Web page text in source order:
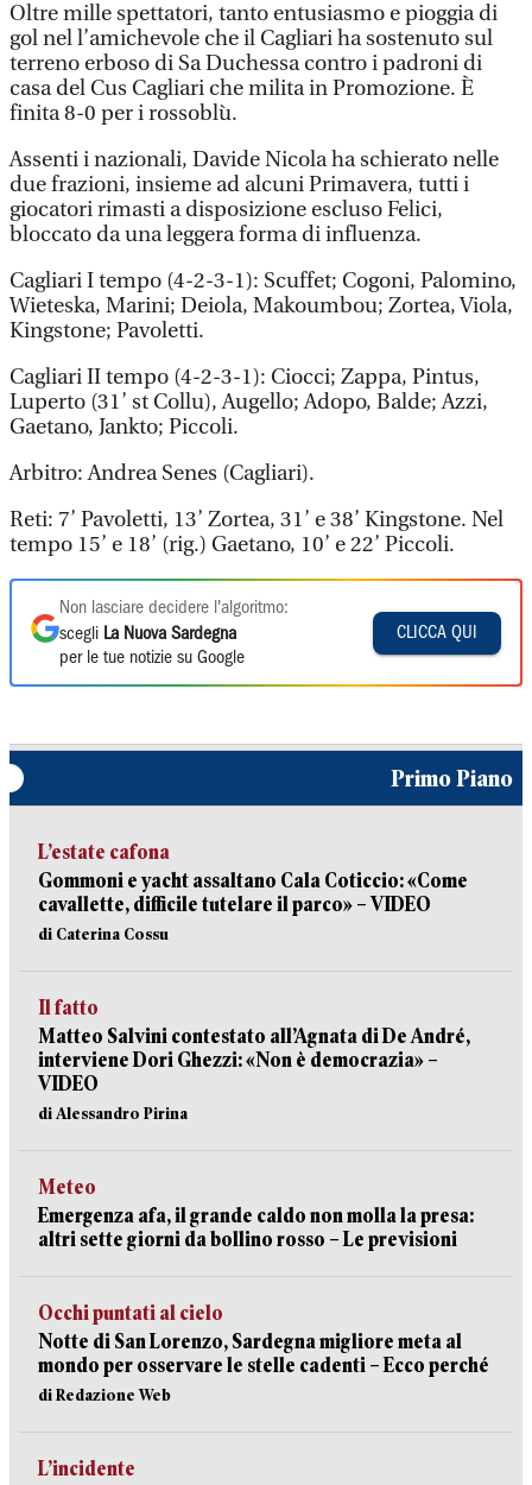
Oltre mille spettatori, tanto entusiasmo e pioggia di
gol nel l’amichevole che il Cagliari ha sostenuto sul
terreno erboso di Sa Duchessa contro i padroni di
casa del Cus Cagliari che milita in Promozione. È
finita 8-0 per i rossoblù.
Assenti i nazionali, Davide Nicola ha schierato nelle
due frazioni, insieme ad alcuni Primavera, tutti i
giocatori rimasti a disposizione escluso Felici,
bloccato da una leggera forma di influenza.
Cagliari I tempo (4-2-3-1): Scuffet; Cogoni, Palomino,
Wieteska, Marini; Deiola, Makoumbou; Zortea, Viola,
Kingstone; Pavoletti.
Cagliari II tempo (4-2-3-1): Ciocci; Zappa, Pintus,
Luperto (31’ st Collu), Augello; Adopo, Balde; Azzi,
Gaetano, Jankto; Piccoli.
Arbitro: Andrea Senes (Cagliari).
Reti: 7’ Pavoletti, 13’ Zortea, 31’ e 38’ Kingstone. Nel
tempo 15’ e 18’ (rig.) Gaetano, 10’ e 22’ Piccoli.
Non lasciare decidere l'algoritmo:
scegli La Nuova Sardegna
per le tue notizie su Google
CLICCA QUI
Primo Piano
L’estate cafona
Gommoni e yacht assaltano Cala Coticcio: «Come
cavallette, difficile tutelare il parco» – VIDEO
di Caterina Cossu
Il fatto
Matteo Salvini contestato all’Agnata di De André,
interviene Dori Ghezzi: «Non è democrazia» –
VIDEO
di Alessandro Pirina
Meteo
Emergenza afa, il grande caldo non molla la presa:
altri sette giorni da bollino rosso – Le previsioni
Occhi puntati al cielo
Notte di San Lorenzo, Sardegna migliore meta al
mondo per osservare le stelle cadenti – Ecco perché
di Redazione Web
L’incidente